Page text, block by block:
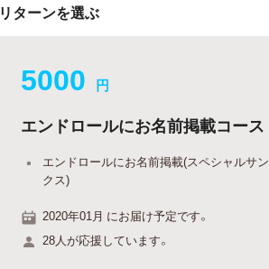
リターンを選ぶ
5000 円
エンドロールにお名前掲載コース
エンドロールにお名前掲載(スペシャルサン
クス)
2020年01月 にお届け予定です。
28人が応援しています。